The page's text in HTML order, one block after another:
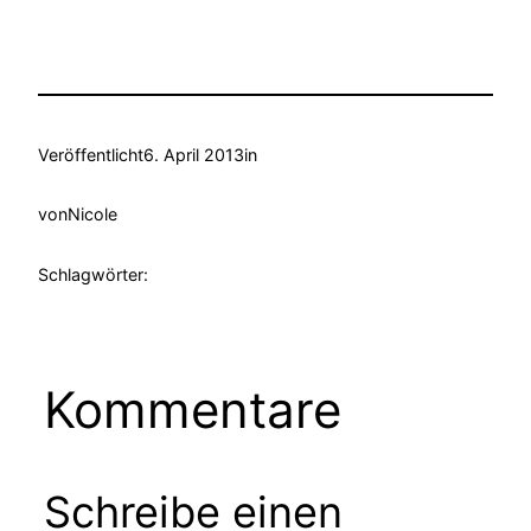
Veröffentlicht6. April 2013in
vonNicole
Schlagwörter:
Kommentare
Schreibe einen